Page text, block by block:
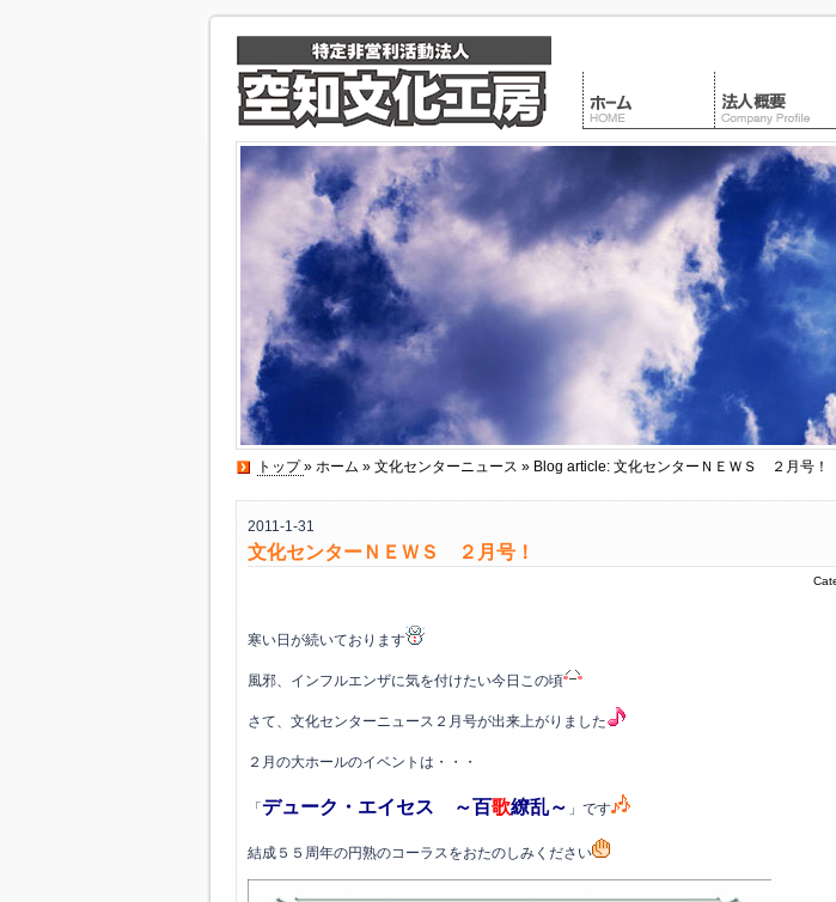
トップ» ホーム » 文化センターニュース » Blog article: 文化センターＮＥＷＳ ２月号！
2011-1-31
文化センターＮＥＷＳ ２月号！
寒い日が続いております
風邪、インフルエンザに気を付けたい今日この頃
さて、文化センターニュース２月号が出来上がりました
２月の大ホールのイベントは・・・
「 デューク・エイセス ～百歌繚乱～ 」です
結成５５周年の円熟のコーラスをおたのしみください